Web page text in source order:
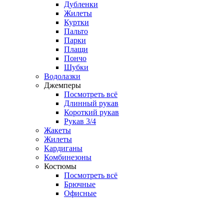
Дубленки
Жилеты
Куртки
Пальто
Парки
Плащи
Пончо
Шубки
Водолазки
Джемперы
Посмотреть всё
Длинный рукав
Короткий рукав
Рукав 3/4
Жакеты
Жилеты
Кардиганы
Комбинезоны
Костюмы
Посмотреть всё
Брючные
Офисные